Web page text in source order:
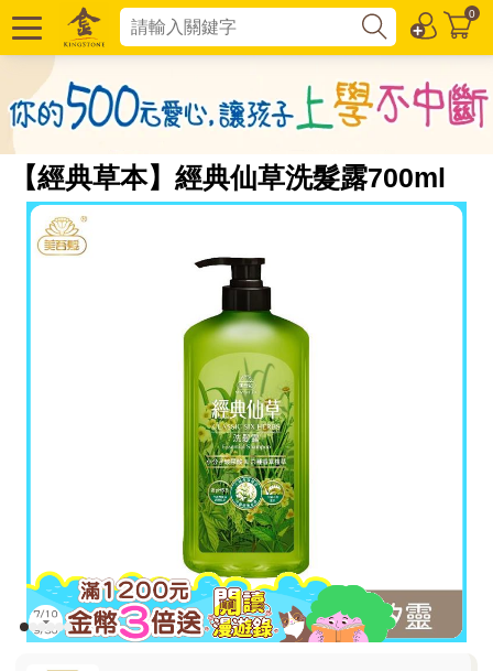
0
【經典草本】經典仙草洗髮露700ml